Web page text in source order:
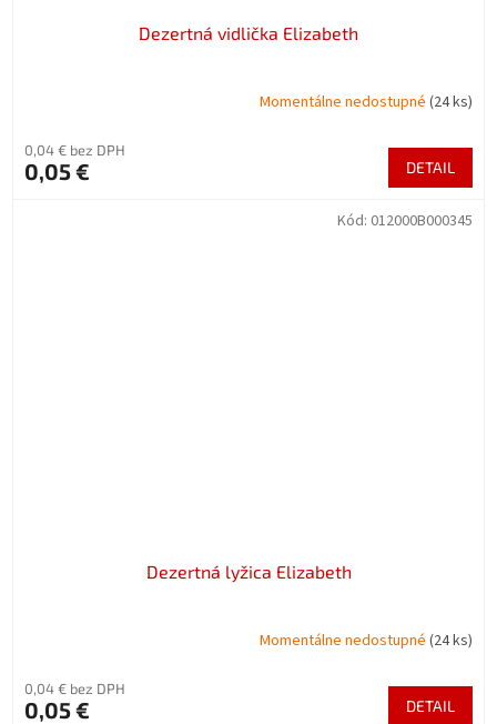
Dezertná vidlička Elizabeth
Momentálne nedostupné (24 ks)
0,04 € bez DPH
0,05 € DETAIL
Dezertná lyžica Elizabeth
Momentálne nedostupné (24 ks)
0,04 € bez DPH
0,05 € DETAIL
Kód: 012000B000345